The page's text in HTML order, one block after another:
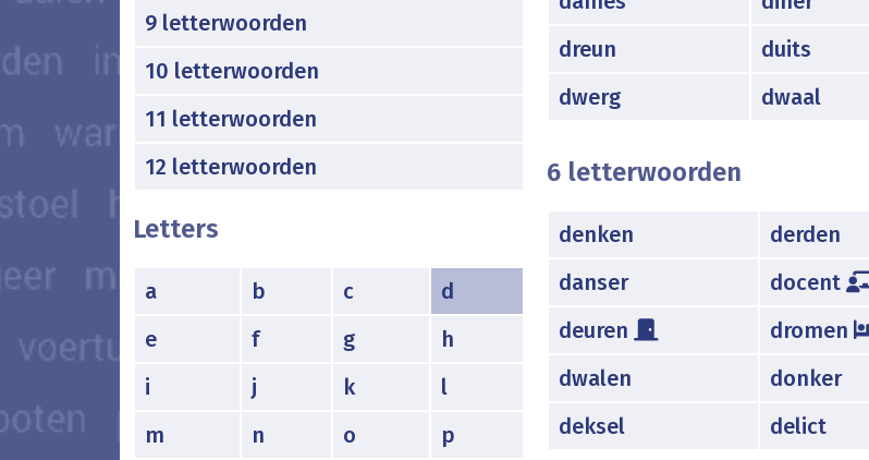
9 letterwoorden
10 letterwoorden
11 letterwoorden
12 letterwoorden
Letters
a b c
d
e
f g
h
i
j k
l
m
n o
p
dreun
duits
dwerg
dwaal
6 letterwoorden
denken derden
danser
docent
deuren
dromen
dwalen
donker
deksel
delict